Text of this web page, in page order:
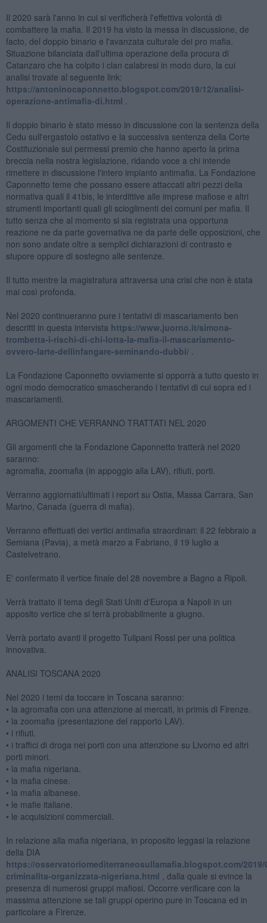
Il 2020 sarà l'anno in cui si verificherà l'effettiva volontà di
combattere la mafia. Il 2019 ha visto la messa in discussione, de
facto, del doppio binario e l'avanzata culturale dei pro mafia.
Situazione bilanciata dall'ultima operazione della procura di
Catanzaro che ha colpito i clan calabresi in modo duro, la cui
analisi trovate al seguente link:
https://antoninocaponnetto.blogspot.com/2019/12/analisi-
operazione-antimafia-di.html
Il doppio binario è stato messo in discussione con la sentenza della
Cedu sull'ergastolo ostativo e la successiva sentenza della Corte
Costituzionale sui permessi premio che hanno aperto la prima
breccia nella nostra legislazione, ridando voce a chi intende
rimettere in discussione l'intero impianto antimafia. La Fondazione
Caponnetto teme che possano essere attaccati altri pezzi della
normativa quali il 41bis, le interdittive alle imprese mafiose e altri
strumenti importanti quali gli scioglimenti dei comuni per mafia. Il
tutto senza che al momento si sia registrata una opportuna
reazione ne da parte governativa ne da parte delle opposizioni, che
non sono andate oltre a semplici dichiarazioni di contrasto e
stupore oppure di sostegno alle sentenze.
Il tutto mentre la magistratura attraversa una crisi che non è stata
mai così profonda.
Nel 2020 continueranno pure i tentativi di mascariamento ben
descritti in questa intervista https://www.juorno.it/simona-
trombetta-i-rischi-di-chi-lotta-la-mafia-il-mascariamento-
ovvero-larte-dellinfangare-seminando-dubbi/.
La Fondazione Caponnetto ovviamente si opporrà a tutto questo in
ogni modo democratico smascherando i tentativi di cui sopra ed i
mascariamenti.
ARGOMENTI CHE VERRANNO TRATTATI NEL 2020
Gli argomenti che la Fondazione Caponnetto tratterà nel 2020
saranno:
agromafia, zoomafia (in appoggio alla LAV), rifiuti, porti.
Verranno aggiornati/ultimati i report su Ostia, Massa Carrara, San
Marino, Canada (guerra di mafia).
Verranno effettuati dei vertici antimafia straordinari: il 22 febbraio a
Semiana (Pavia), a metà marzo a Fabriano, il 19 luglio a
Castelvetrano.
E' confermato il vertice finale del 28 novembre a Bagno a Ripoli.
Verrà trattato il tema degli Stati Uniti d'Europa a Napoli in un
apposito vertice che si terrà probabilmente a giugno.
Verrà portato avanti il progetto Tulipani Rossi per una politica
innovativa.
ANALISI TOSCANA 2020
Nel 2020 i temi da toccare in Toscana saranno:
• la agromafia con una attenzione ai mercati, in primis di Firenze.
• la zoomafia (presentazione del rapporto LAV).
• i rifiuti.
• i traffici di droga nei porti con una attenzione su Livorno ed altri
porti minori.
• la mafia nigeriana.
• la mafia cinese.
• la mafia albanese.
• le mafie italiane.
• le acquisizioni commerciali.
In relazione alla mafia nigeriana, in proposito leggasi la relazione
della DIA
https://osservatoriomediterraneosullamafia.blogspot.com/
criminalita-organizzata-nigeriana.html , dalla quale si evince la
presenza di numerosi gruppi mafiosi. Occorre verificare con la
massima attenzione se tali gruppi operino pure in Toscana ed in
particolare a Firenze.